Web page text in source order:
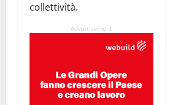
collettività.
Advertisement